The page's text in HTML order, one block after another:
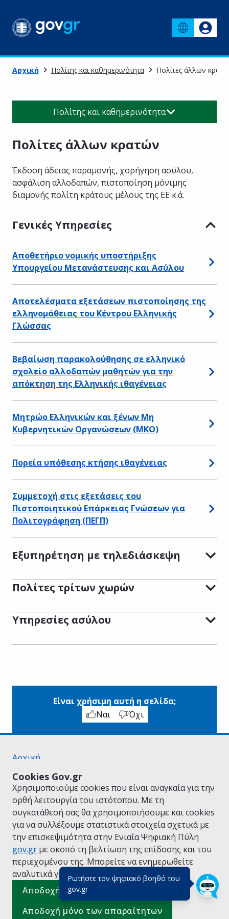
Ρωτήστε τον ψηφιακό βοηθό του
gov.gr(πάτησε για κλείσιμο)
Cookies Gov.gr
Χρησιμοποιούμε cookies που είναι αναγκαία για την
ορθή λειτουργία του ιστότοπου. Με τη
συγκατάθεσή σας θα χρησιμοποιήσουμε και cookies
για να συλλέξουμε στατιστικά στοιχεία σχετικά με
την επισκεψιμότητα στην Ενιαία Ψηφιακή Πύλη
gov.gr με σκοπό τη βελτίωση της επίδοσης και του
περιεχομένου της. Μπορείτε να ενημερωθείτε
αναλυτικά για την Πολιτική Cookies.
Αποδοχή όλων
Αποδοχή μόνο των απαραίτητων
Αρχική Πολίτης και καθημερινότητα Πολίτες άλλων
Πολίτες άλλων κρατών
Έκδοση άδειας παραμονής, χορήγηση ασύλου,
ασφάλιση αλλοδαπών, πιστοποίηση μόνιμης
διαμονής πολίτη κράτους μέλους της ΕΕ κ.ά.
Γενικές Υπηρεσίες
Αποθετήριο νομικής υποστήριξης
Υπουργείου Μετανάστευσης και Ασύλου
Αποτελέσματα εξετάσεων πιστοποίησης της
ελληνομάθειας του Κέντρου Ελληνικής
Γλώσσας
Βεβαίωση παρακολούθησης σε ελληνικό
σχολείο αλλοδαπών μαθητών για την
απόκτηση της Ελληνικής ιθαγένειας
Μητρώο Ελληνικών και ξένων Μη
Κυβερνητικών Οργανώσεων (ΜΚΟ)
Πορεία υπόθεσης κτήσης ιθαγένειας
Συμμετοχή στις εξετάσεις του
Πιστοποιητικού Επάρκειας Γνώσεων για
Πολιτογράφηση (ΠΕΓΠ)
Εξυπηρέτηση με τηλεδιάσκεψη
Πολίτες τρίτων χωρών
Υπηρεσίες ασύλου
Πολίτης και καθημερινότητα
Είναι χρήσιμη αυτή η σελίδα;
Ναι
Όχι
Αρχική
Όροι Χρήσης
Πολιτική Απορρήτου
Δήλωση προσβασιμότητας
Πολιτική cookies
Προτάσεις για το gov.gr
Υλοποίηση από το Υπουργείο Ψηφιακής
Διακυβέρνησης
Ελληνικά |Αγγλικά